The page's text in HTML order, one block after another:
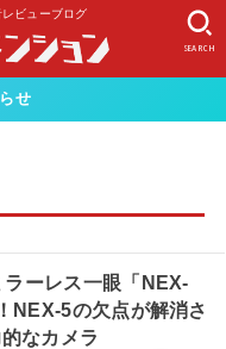
ビューブログ
SEARCH
せ
ラーレス一眼「NEX-
NEX-5の欠点が解消さ
なカメラ